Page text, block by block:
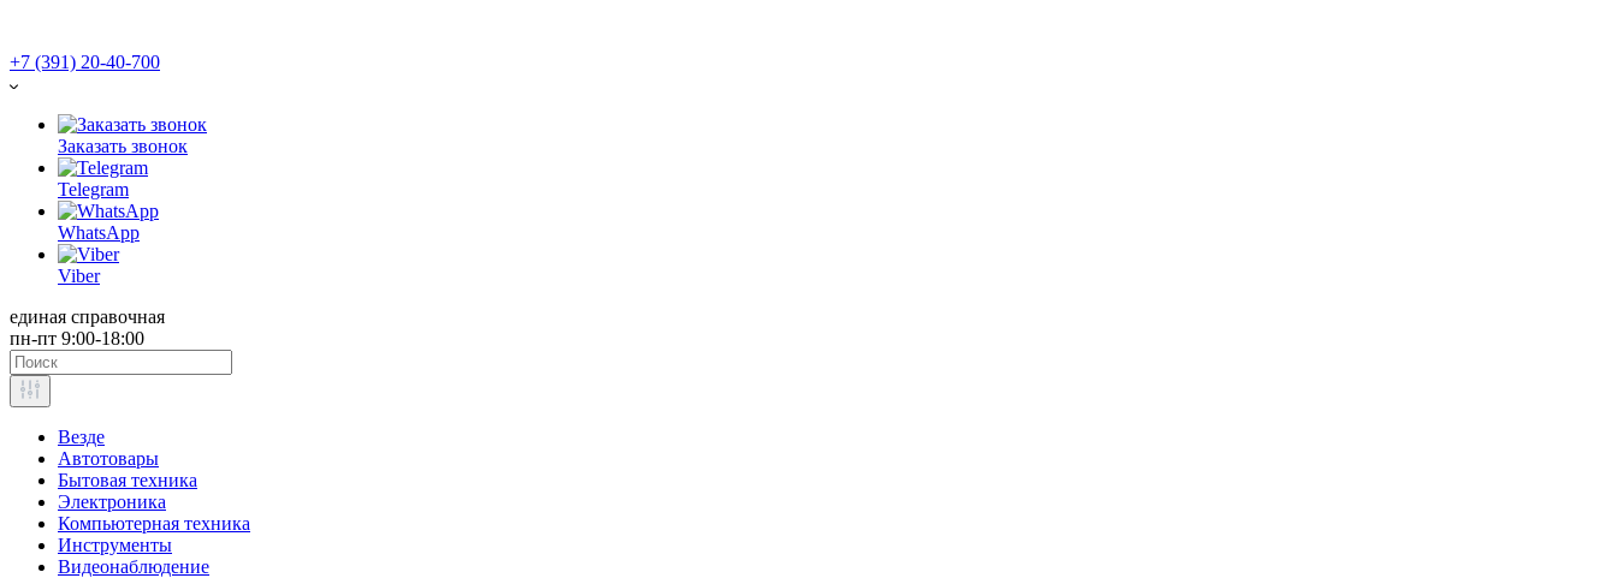
+7 (391) 20-40-700
Заказать звонок
Telegram
WhatsApp
Viber
единая справочная
пн-пт 9:00-18:00
Везде
Автотовары
Бытовая техника
Электроника
Компьютерная техника
Инструменты
Видеонаблюдение